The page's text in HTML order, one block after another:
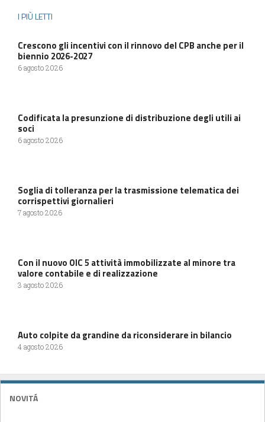
I PIÙ LETTI
Crescono gli incentivi con il rinnovo del CPB anche per il
biennio 2026-2027
6 agosto 2026
Codificata la presunzione di distribuzione degli utili ai
soci
6 agosto 2026
Soglia di tolleranza per la trasmissione telematica dei
corrispettivi giornalieri
7 agosto 2026
Con il nuovo OIC 5 attività immobilizzate al minore tra
valore contabile e di realizzazione
3 agosto 2026
Auto colpite da grandine da riconsiderare in bilancio
4 agosto 2026
NOVITÁ